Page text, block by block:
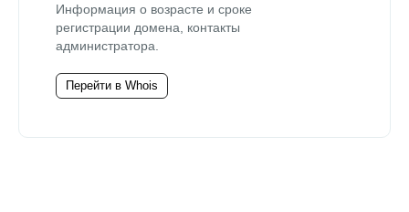
Информация о возрасте и сроке
регистрации домена, контакты
администратора.
Перейти в Whois